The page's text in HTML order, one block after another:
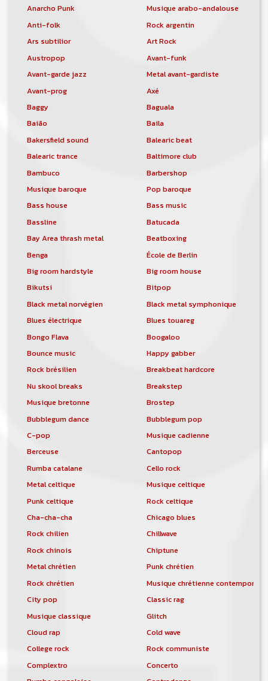
Anarcho Punk
Musique arabo-andalouse
Anti-folk
Rock argentin
Ars subtilior
Art Rock
Austropop
Avant-funk
Avant-garde jazz
Metal avant-gardiste
Avant-prog
Axé
Baggy
Baguala
Baião
Baila
Bakersfield sound
Balearic beat
Balearic trance
Baltimore club
Bambuco
Barbershop
Musique baroque
Pop baroque
Bass house
Bass music
Bassline
Batucada
Bay Area thrash metal
Beatboxing
Benga
École de Berlin
Big room hardstyle
Big room house
Bikutsi
Bitpop
Black metal norvégien
Black metal symphonique
Blues électrique
Blues touareg
Bongo Flava
Boogaloo
Bounce music
Happy gabber
Rock brésilien
Breakbeat hardcore
Nu skool breaks
Breakstep
Musique bretonne
Brostep
Bubblegum dance
Bubblegum pop
C-pop
Musique cadienne
Berceuse
Cantopop
Rumba catalane
Cello rock
Metal celtique
Musique celtique
Punk celtique
Rock celtique
Cha-cha-cha
Chicago blues
Rock chilien
Chillwave
Rock chinois
Chiptune
Metal chrétien
Punk chrétien
Rock chrétien
Musique chrétienne
City pop
Classic rag
Musique classique
Glitch
Cloud rap
Cold wave
College rock
Rock communiste
Complextro
Concerto